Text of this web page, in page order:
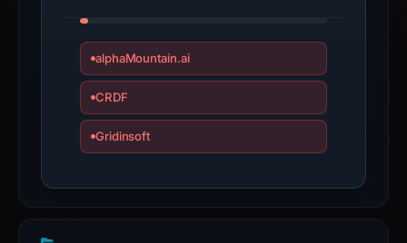
Feb
21,
apparent
Infrastructure
details
alphaMountain.ai
CRDF
Gridinsoft